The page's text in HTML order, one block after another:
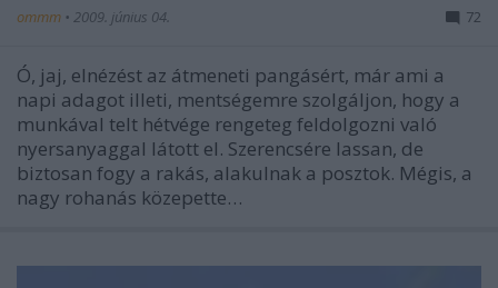
ommm • 2009. június 04. 72
Ó, jaj, elnézést az átmeneti pangásért, már ami a
napi adagot illeti, mentségemre szolgáljon, hogy a
munkával telt hétvége rengeteg feldolgozni való
nyersanyaggal látott el. Szerencsére lassan, de
biztosan fogy a rakás, alakulnak a posztok. Mégis, a
nagy rohanás közepette…